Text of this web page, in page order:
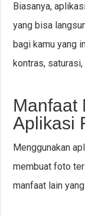
Biasanya,
yang bisa
bagi kamu yang
kontras, saturasi,
Manfaat
Aplikasi
Menggunakan
membuat foto
manfaat lain